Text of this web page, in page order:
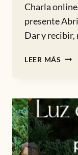
Charla
presente
Dar y recibir,
LEER MÁS
EN
EL